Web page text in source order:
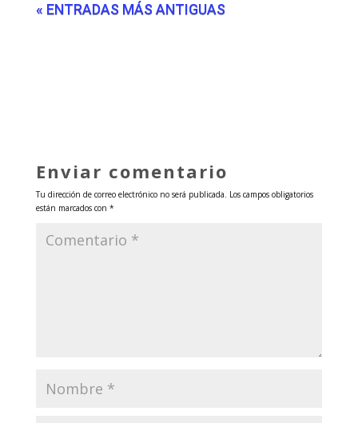
« ENTRADAS MÁS ANTIGUAS
Enviar comentario
Tu dirección de correo electrónico no será publicada. Los campos obligatorios
están marcados con *